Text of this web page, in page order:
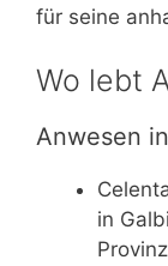
für seine
Wo lebt
Anwesen
in